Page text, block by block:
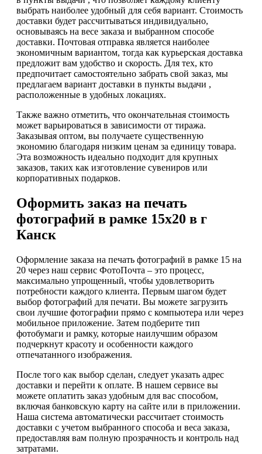
выбрать наиболее удобный для себя вариант. Стоимость
доставки будет рассчитываться индивидуально,
основываясь на весе заказа и выбранном способе
доставки. Почтовая отправка является наиболее
экономичным вариантом, тогда как курьерская доставка
предложит вам удобство и скорость. Для тех, кто
предпочитает самостоятельно забрать свой заказ, мы
предлагаем вариант доставки в пункты выдачи ,
расположенные в удобных локациях.
Также важно отметить, что окончательная стоимость
может варьироваться в зависимости от тиража.
Заказывая оптом, вы получаете существенную
экономию благодаря низким ценам за единицу товара.
Эта возможность идеально подходит для крупных
заказов, таких как изготовление сувениров или
корпоративных подарков.
Оформить заказ на печать
фотографий в рамке 15х20 в г
Канск
Оформление заказа на печать фотографий в рамке 15 на
20 через наш сервис ФотоПочта – это процесс,
максимально упрощенный, чтобы удовлетворить
потребности каждого клиента. Первым шагом будет
выбор фотографий для печати. Вы можете загрузить
свои лучшие фотографии прямо с компьютера или через
мобильное приложение. Затем подберите тип
фотобумаги и рамку, которые наилучшим образом
подчеркнут красоту и особенности каждого
отпечатанного изображения.
После того как выбор сделан, следует указать адрес
доставки и перейти к оплате. В нашем сервисе вы
можете оплатить заказ удобным для вас способом,
включая банковскую карту на сайте или в приложении.
Наша система автоматически рассчитает стоимость
доставки с учетом выбранного способа и веса заказа,
предоставляя вам полную прозрачность и контроль над
затратами.